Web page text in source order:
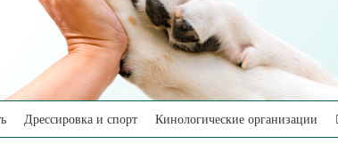
Дрессировка и спорт Кинологические организации